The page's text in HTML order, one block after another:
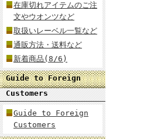
在庫切れアイテムのご注
文やウオンツなど
取扱いレーベル一覧など
通販方法・送料など
新着商品(8/6)
Guide to Foreign
Customers
Guide to Foreign
Customers